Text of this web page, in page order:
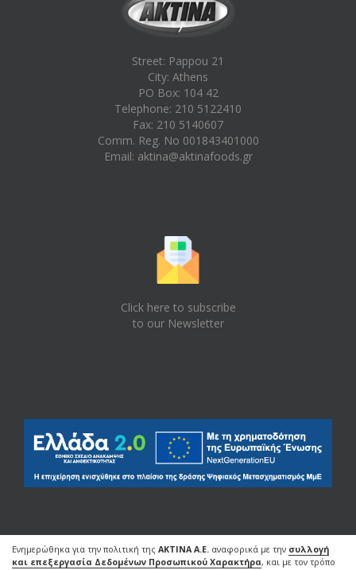
Ενημερώθηκα για την πολιτική της AKTINA A.E. αναφορικά με την συλλογή
και επεξεργασία Δεδομένων Προσωπικού Χαρακτήρα, και με τον τρόπο
Street: Pappou 21
City: Athens
PO Box: 104 42
Telephone: 210 5122410
Fax: 210 5140607
Comm. Reg. No 001843401000
Email: aktina@aktinafoods.gr
Click here to subscribe
to our Newsletter